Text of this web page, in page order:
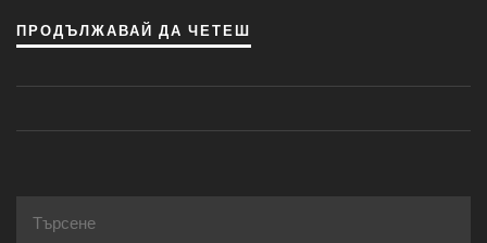
начин да поддържаме нашето тяло в топ форма.
ПРОДЪЛЖАВАЙ ДА ЧЕТЕШ